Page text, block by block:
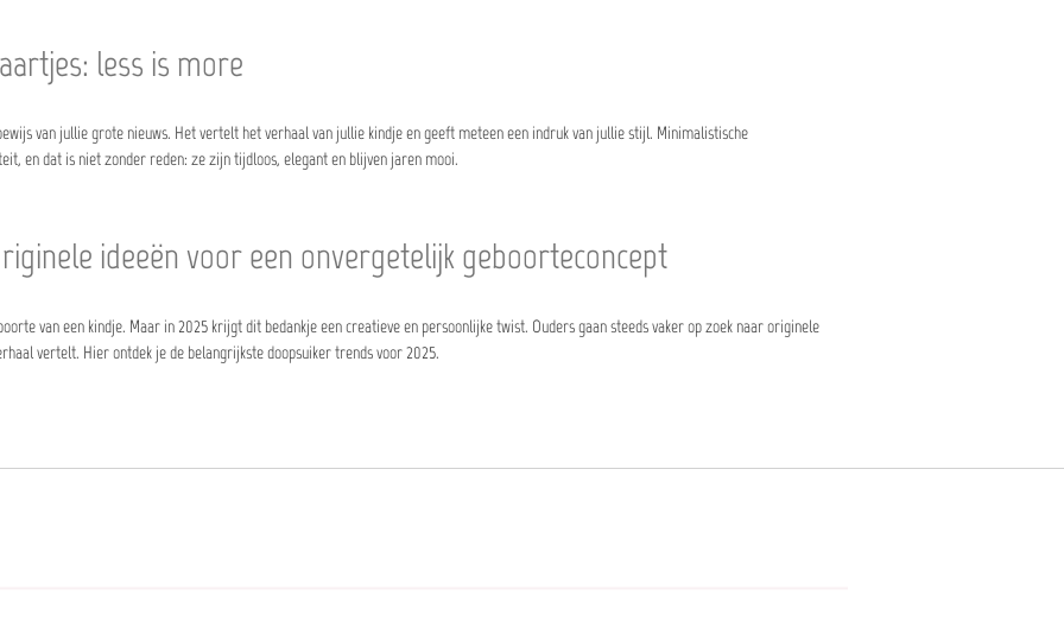
less is more
van jullie grote nieuws. Het vertelt het verhaal van jullie kindje en geeft meteen een indruk van jullie stijl. Minimalistische
en dat is niet zonder reden: ze zijn tijdloos, elegant en blijven jaren mooi.
ideeën voor een onvergetelijk geboorteconcept
van een kindje. Maar in 2025 krijgt dit bedankje een creatieve en persoonlijke twist. Ouders gaan steeds vaker op zoek naar originele
vertelt. Hier ontdek je de belangrijkste doopsuiker trends voor 2025.